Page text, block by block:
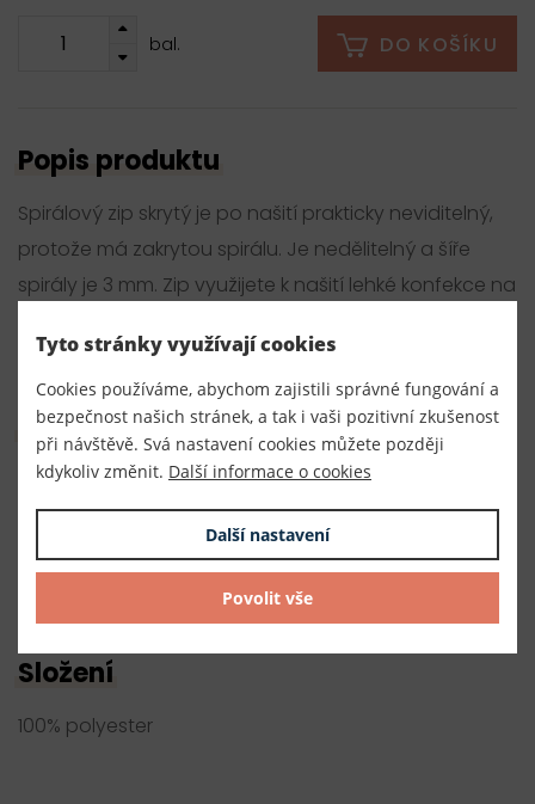
bal. DO KOŠÍKU
Popis produktu
Spirálový zip skrytý je po našití prakticky neviditelný,
protože má zakrytou spirálu. Je nedělitelný a šíře
spirály je 3 mm. Zip využijete k našití lehké konfekce na
na polštáře.
Parametry
Číslo produktu:
240043/m
Dodavatel
Složení
100% polyester
Tyto stránky využívají cookies
Cookies používáme, abychom zajistili správné fungování a
bezpečnost našich stránek, a tak i vaši pozitivní zkušenost
při návštěvě. Svá nastavení cookies můžete později
kdykoliv změnit. Další informace o cookies
Další nastavení
Povolit vše